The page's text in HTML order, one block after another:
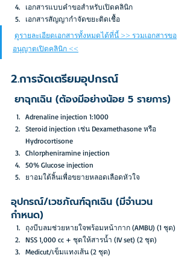
เอกสารแบบคำขอสำหรับเปิดคลินิก
เอกสารสัญญากำจัดขยะติดเชื้อ
ดูรายละเอียดเอกสารทั้งหมดได้ที่นี้ >> รวมเอกสารขอ
อนุญาตเปิดคลินิก <<
2.การจัดเตรียมอุปกรณ์
ยาฉุกเฉิน (ต้องมีอย่างน้อย 5 รายการ)
Adrenaline injection 1:1000
Steroid injection เช่น Dexamethasone หรือ
Hydrocortisone
Chlorpheniramine injection
50% Glucose injection
ยาอมใต้ลิ้นเพื่อขยายหลอดเลือดหัวใจ
อุปกรณ์/เวชภัณฑ์ฉุกเฉิน (มีจำนวน
กำหนด)
ถุงบีบลมช่วยหายใจพร้อมหน้ากาก (AMBU) (1 ชุด)
NSS 1,000 cc + ชุดให้สารน้ำ (IV set) (2 ชุด)
Medicut/เข็มแทงเส้น (2 ชุด)